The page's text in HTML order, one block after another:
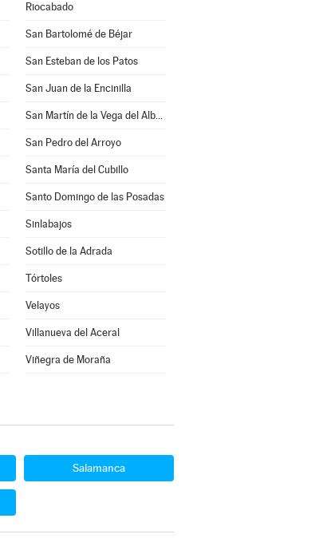
Riocabado
San Bartolomé de Béjar
San Esteban de los Patos
San Juan de la Encinilla
San Martín de la Vega del Alberche
San Pedro del Arroyo
Santa María del Cubillo
Santo Domingo de las Posadas
Sinlabajos
Sotillo de la Adrada
Tórtoles
Velayos
Villanueva del Aceral
Viñegra de Moraña
Salamanca